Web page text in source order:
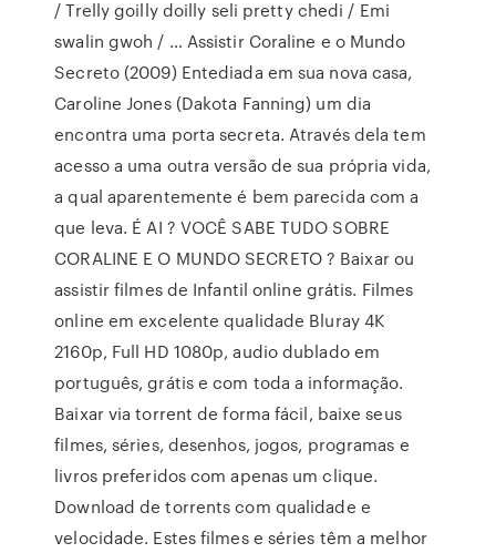
/ Trelly goilly doilly seli pretty chedi / Emi
swalin gwoh / … Assistir Coraline e o Mundo
Secreto (2009) Entediada em sua nova casa,
Caroline Jones (Dakota Fanning) um dia
encontra uma porta secreta. Através dela tem
acesso a uma outra versão de sua própria vida,
a qual aparentemente é bem parecida com a
que leva. É AI ? VOCÊ SABE TUDO SOBRE
CORALINE E O MUNDO SECRETO ? Baixar ou
assistir filmes de Infantil online grátis. Filmes
online em excelente qualidade Bluray 4K
2160p, Full HD 1080p, audio dublado em
português, grátis e com toda a informação.
Baixar via torrent de forma fácil, baixe seus
filmes, séries, desenhos, jogos, programas e
livros preferidos com apenas um clique.
Download de torrents com qualidade e
velocidade. Estes filmes e séries têm a melhor